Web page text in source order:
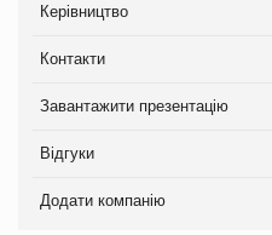
Керівництво
Контакти
Завантажити презентацію
Відгуки
Додати компанію